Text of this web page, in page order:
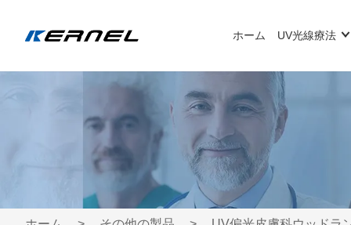
ホーム UV光線療法